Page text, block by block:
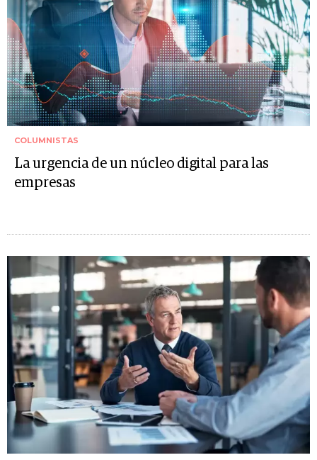
COLUMNISTAS
La urgencia de un núcleo digital para las
empresas